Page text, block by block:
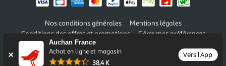
Auchan France
Achat en ligne et magasin
38,4 K
Vers l'App
Nos conditions générales
Mentions légales
Conditions des offres et promotions
Gérer mes préférences
Politique de confidentialité